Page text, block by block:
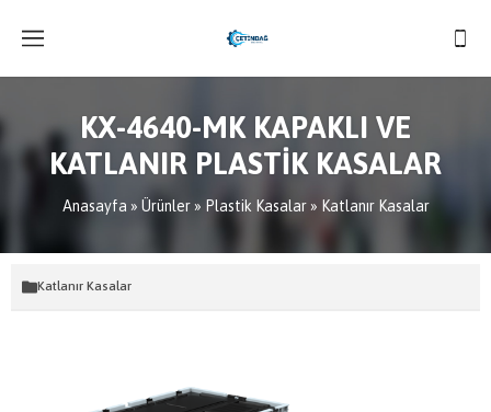
KX-4640-MK KAPAKLI VE
KATLANIR PLASTİK KASALAR
Anasayfa » Ürünler» Plastik Kasalar» Katlanır Kasalar
Katlanır Kasalar